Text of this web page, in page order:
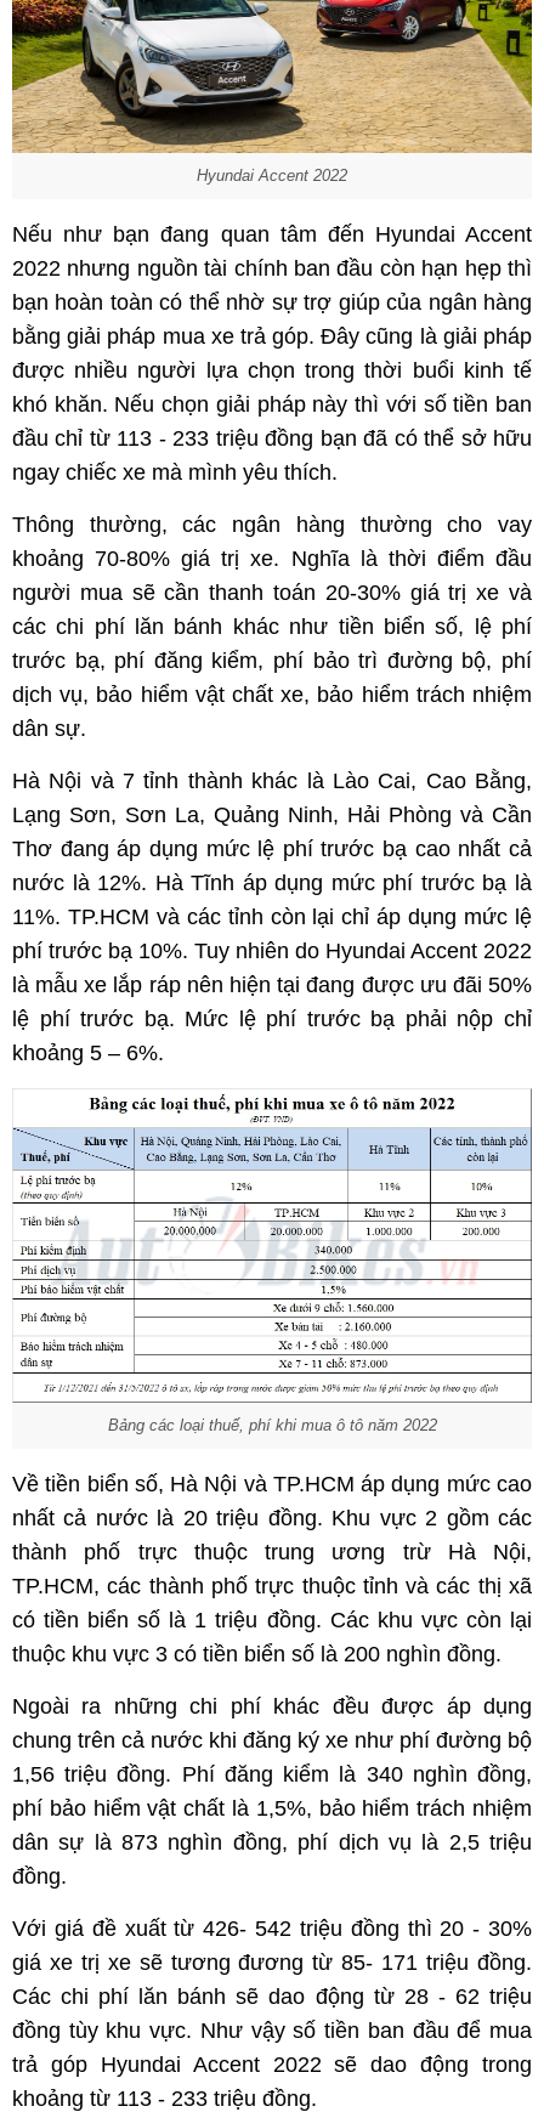
Hyundai Accent 2022
Nếu như bạn đang quan tâm đến Hyundai Accent
2022 nhưng nguồn tài chính ban đầu còn hạn hẹp thì
bạn hoàn toàn có thể nhờ sự trợ giúp của ngân hàng
bằng giải pháp mua xe trả góp. Đây cũng là giải pháp
được nhiều người lựa chọn trong thời buổi kinh tế
khó khăn. Nếu chọn giải pháp này thì với số tiền ban
đầu chỉ từ 113 - 233 triệu đồng bạn đã có thể sở hữu
ngay chiếc xe mà mình yêu thích.
Thông thường, các ngân hàng thường cho vay
khoảng 70-80% giá trị xe. Nghĩa là thời điểm đầu
người mua sẽ cần thanh toán 20-30% giá trị xe và
các chi phí lăn bánh khác như tiền biển số, lệ phí
trước bạ, phí đăng kiểm, phí bảo trì đường bộ, phí
dịch vụ, bảo hiểm vật chất xe, bảo hiểm trách nhiệm
dân sự.
Hà Nội và 7 tỉnh thành khác là Lào Cai, Cao Bằng,
Lạng Sơn, Sơn La, Quảng Ninh, Hải Phòng và Cần
Thơ đang áp dụng mức lệ phí trước bạ cao nhất cả
nước là 12%. Hà Tĩnh áp dụng mức phí trước bạ là
11%. TP.HCM và các tỉnh còn lại chỉ áp dụng mức lệ
phí trước bạ 10%. Tuy nhiên do Hyundai Accent 2022
là mẫu xe lắp ráp nên hiện tại đang được ưu đãi 50%
lệ phí trước bạ. Mức lệ phí trước bạ phải nộp chỉ
khoảng 5 – 6%.
Bảng các loại thuế, phí khi mua ô tô năm 2022
Về tiền biển số, Hà Nội và TP.HCM áp dụng mức cao
nhất cả nước là 20 triệu đồng. Khu vực 2 gồm các
thành phố trực thuộc trung ương trừ Hà Nội,
TP.HCM, các thành phố trực thuộc tỉnh và các thị xã
có tiền biển số là 1 triệu đồng. Các khu vực còn lại
thuộc khu vực 3 có tiền biển số là 200 nghìn đồng.
Ngoài ra những chi phí khác đều được áp dụng
chung trên cả nước khi đăng ký xe như phí đường bộ
1,56 triệu đồng. Phí đăng kiểm là 340 nghìn đồng,
phí bảo hiểm vật chất là 1,5%, bảo hiểm trách nhiệm
dân sự là 873 nghìn đồng, phí dịch vụ là 2,5 triệu
đồng.
Với giá đề xuất từ 426- 542 triệu đồng thì 20 - 30%
giá xe trị xe sẽ tương đương từ 85- 171 triệu đồng.
Các chi phí lăn bánh sẽ dao động từ 28 - 62 triệu
đồng tùy khu vực. Như vậy số tiền ban đầu để mua
trả góp Hyundai Accent 2022 sẽ dao động trong
khoảng từ 113 - 233 triệu đồng.